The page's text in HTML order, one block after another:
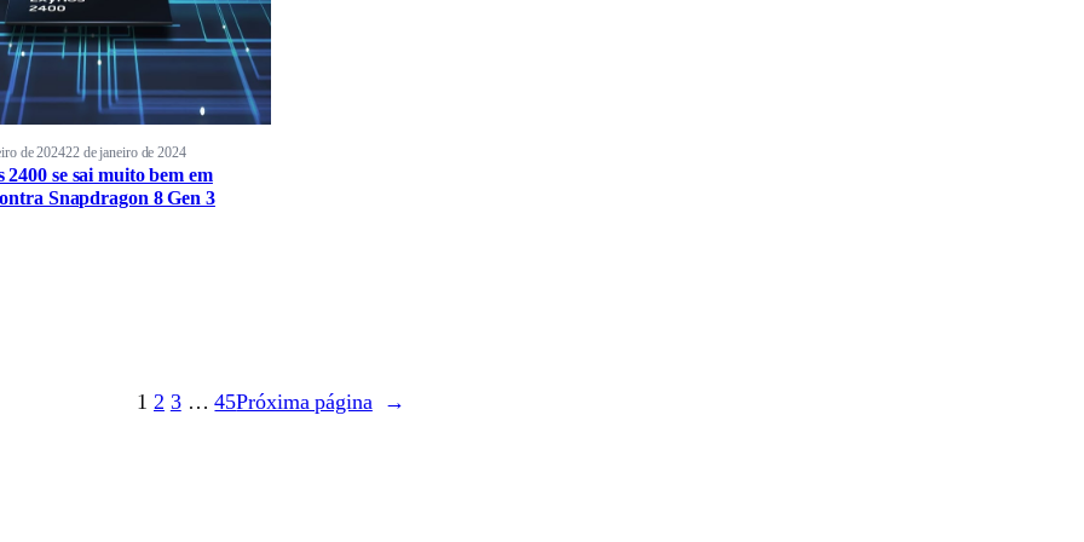
de 202422 de janeiro de 2024
2400 se sai muito bem em
Snapdragon 8 Gen 3
1 2 3 … 45Próxima página →